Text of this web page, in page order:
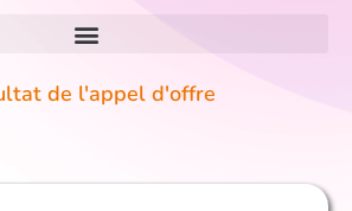
de l'appel d'offre